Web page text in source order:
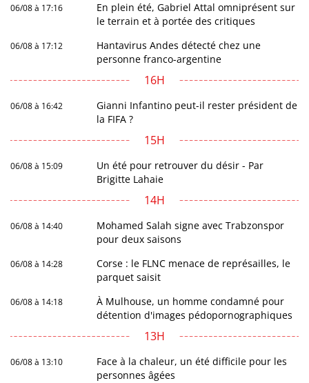
06/08 à 17:16
En plein été, Gabriel Attal omniprésent sur
le terrain et à portée des critiques
06/08 à 17:12
Hantavirus Andes détecté chez une
personne franco-argentine
16H
06/08 à 16:42
Gianni Infantino peut-il rester président de
la FIFA ?
15H
06/08 à 15:09
Un été pour retrouver du désir - Par
Brigitte Lahaie
14H
06/08 à 14:40
Mohamed Salah signe avec Trabzonspor
pour deux saisons
06/08 à 14:28
Corse : le FLNC menace de représailles, le
parquet saisit
06/08 à 14:18
À Mulhouse, un homme condamné pour
détention d'images pédopornographiques
13H
06/08 à 13:10
Face à la chaleur, un été difficile pour les
personnes âgées